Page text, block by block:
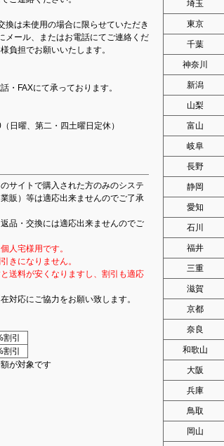
換は未使用の場合に限らせていただき
メール、またはお電話にてご連絡くだ
負担でお願いいたします。
・FAXにて承っております。
日曜、第二・四土曜日定休）
サイトで購入された方のみのシステ
販）等は適応出来ませんのでご了承
品・交換には適応出来ませんのでご
人宅様用です。
きになりません。
送料が安くなりますし、割引も適応
対応にご協力をお願い致します。
割引
割引
が対象です
埼玉
東京
千葉
神奈川
新潟
山梨
富山
岐阜
長野
静岡
愛知
石川
福井
三重
滋賀
京都
奈良
和歌山
大阪
兵庫
鳥取
岡山